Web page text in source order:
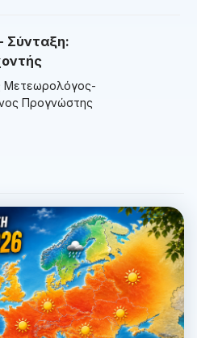
Σύνταξη:
Μετεωρολόγος-
Προγνώστης